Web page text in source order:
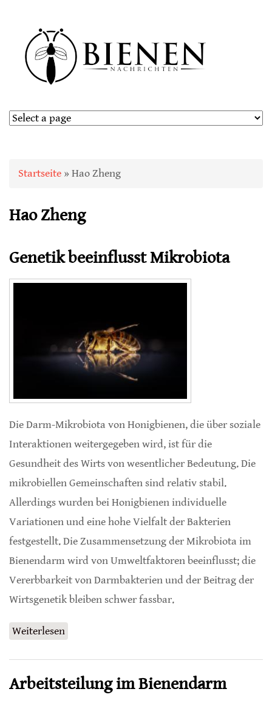
Sie sind hier
Startseite » Hao Zheng
Hao Zheng
Genetik beeinflusst Mikrobiota
Die Darm-Mikrobiota von Honigbienen, die über soziale
Interaktionen weitergegeben wird, ist für die
Gesundheit des Wirts von wesentlicher Bedeutung. Die
mikrobiellen Gemeinschaften sind relativ stabil.
Allerdings wurden bei Honigbienen individuelle
Variationen und eine hohe Vielfalt der Bakterien
festgestellt. Die Zusammensetzung der Mikrobiota im
Bienendarm wird von Umweltfaktoren beeinflusst; die
Vererbbarkeit von Darmbakterien und der Beitrag der
Wirtsgenetik bleiben schwer fassbar.
Weiterlesen
Arbeitsteilung im Bienendarm